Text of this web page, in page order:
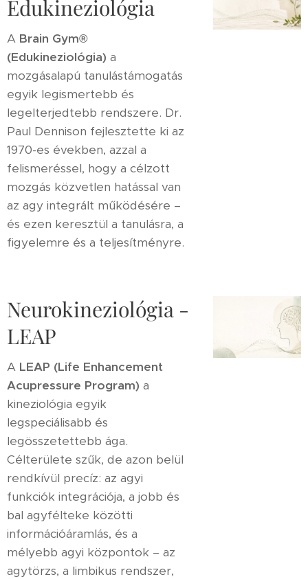
Edukineziológia
A Brain Gym®
(Edukineziológia) a
mozgásalapú tanulástámogatás
egyik legismertebb és
legelterjedtebb rendszere. Dr.
Paul Dennison fejlesztette ki az
1970-es években, azzal a
felismeréssel, hogy a célzott
mozgás közvetlen hatással van
az agy integrált működésére –
és ezen keresztül a tanulásra, a
figyelemre és a teljesítményre.
Neurokineziológia -
LEAP
A LEAP (Life Enhancement
Acupressure Program) a
kineziológia egyik
legspeciálisabb és
legösszetettebb ága.
Célterülete szűk, de azon belül
rendkívül precíz: az agyi
funkciók integrációja, a jobb és
bal agyfélteke közötti
információáramlás, és a
mélyebb agyi központok – az
agytörzs, a limbikus rendszer,